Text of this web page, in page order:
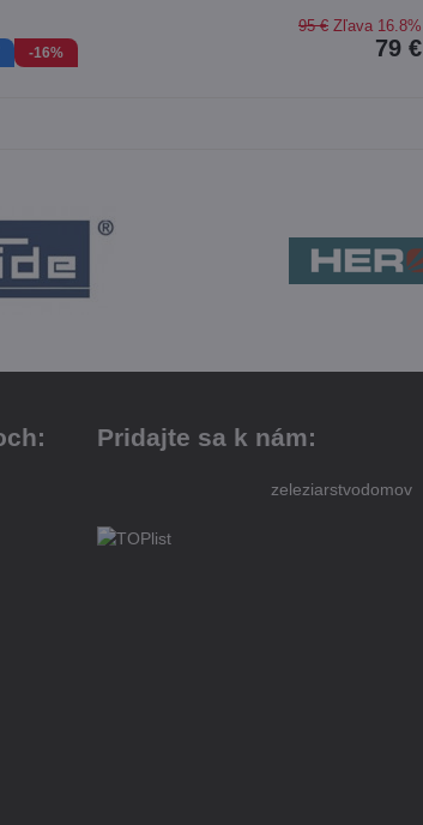
-16% 79 €
95 € Zľava 16.8%
Pridajte sa k nám:
zeleziarstvodomov